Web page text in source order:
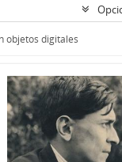
objetos digitales